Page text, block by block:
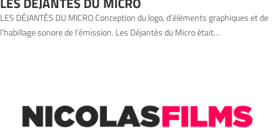
LES DÉJANTÉS DU MICRO Conception du logo, d’éléments graphiques et de
l’habillage sonore de l’émission. Les Déjantés du Micro était…